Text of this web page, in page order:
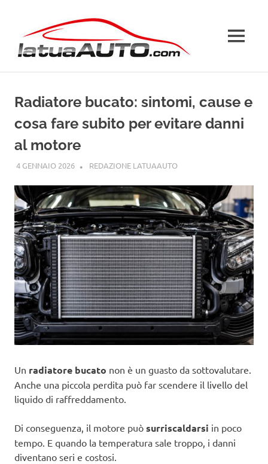
contenuto
MENU
Radiatore bucato: sintomi, cause e
cosa fare subito per evitare danni
al motore
4 GENNAIO 2026 REDAZIONE LATUAAUTOGUIDE
Un radiatore bucato non è un guasto da sottovalutare.
Anche una piccola perdita può far scendere il livello del
liquido di raffreddamento.
Di conseguenza, il motore può surriscaldarsi in poco
tempo. E quando la temperatura sale troppo, i danni
diventano seri e costosi.